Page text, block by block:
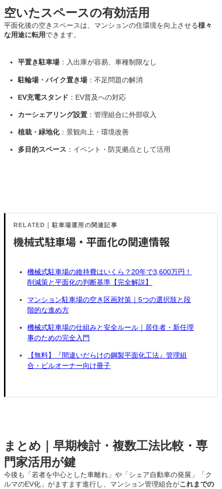
空いたスペースの有効活用
平面化後の空きスペースは、マンションの住環境を向上させる様々
な用途に転用できます。
平置き駐車場：入出庫が容易、車種制限なし
駐輪場・バイク置き場：不足問題の解消
EV充電スタンド ：EV普及への対応
カーシェアリング設置 ：管理組合に外部収入
植栽・緑地化：景観向上・環境改善
多目的スペース ：イベント・防災拠点として活用
RELATED｜駐車場運用の関連記事
機械式駐車場・平面化の関連情報
機械式駐車場の維持費はいくら？20年で3,600万円！
削減策と平面化の判断基準【完全解説】
マンション駐車場の空き区画対策｜5つの選択肢と段
階的な進め方
機械式駐車場の仕組みと安全ルール｜居住者・新任理
事のための完全入門
【無料】『間違いだらけの鋼製平面化工法』管理組
合・ビルオーナー向け冊子
まとめ｜早期検討・複数工法比較・専
門家活用が鍵
今後も「若者を中心とした車離れ」や「シェア自動車の発展」「ク
ルマのEV化」がますます進行し、マンション管理組合がこれまでの